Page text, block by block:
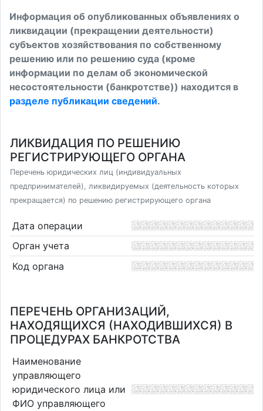
Информация об опубликованных объявлениях о
ликвидации (прекращении деятельности)
субъектов хозяйствования по собственному
решению или по решению суда (кроме
информации по делам об экономической
несостоятельности (банкротстве)) находится в
разделе публикации сведений.
ЛИКВИДАЦИЯ ПО РЕШЕНИЮ
РЕГИСТРИРУЮЩЕГО ОРГАНА
Перечень юридических лиц (индивидуальных
предпринимателей), ликвидируемых (деятельность которых
прекращается) по решению регистрирующего органа
Дата операции
Орган учета
Код органа
ПЕРЕЧЕНЬ ОРГАНИЗАЦИЙ,
НАХОДЯЩИХСЯ (НАХОДИВШИХСЯ) В
ПРОЦЕДУРАХ БАНКРОТСТВА
Наименование
управляющего
юридического лица или
ФИО управляющего